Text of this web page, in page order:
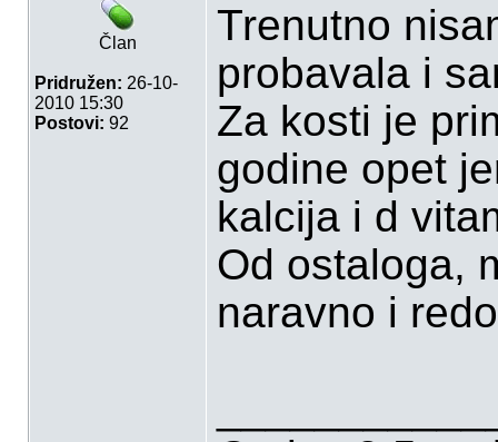
Član
Pridružen: 26-10-
2010 15:30
Postovi: 92
Trenutno
probavala i
Za kosti je
godine opet
kalcija i d
Od ostaloga,
naravno i